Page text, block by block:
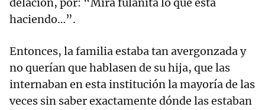
delación, por: “Mira fulanita lo que está
haciendo…”.
Entonces, la familia estaba tan avergonzada y
no querían que hablasen de su hija, que las
internaban en esta institución la mayoría de las
veces sin saber exactamente dónde las estaban